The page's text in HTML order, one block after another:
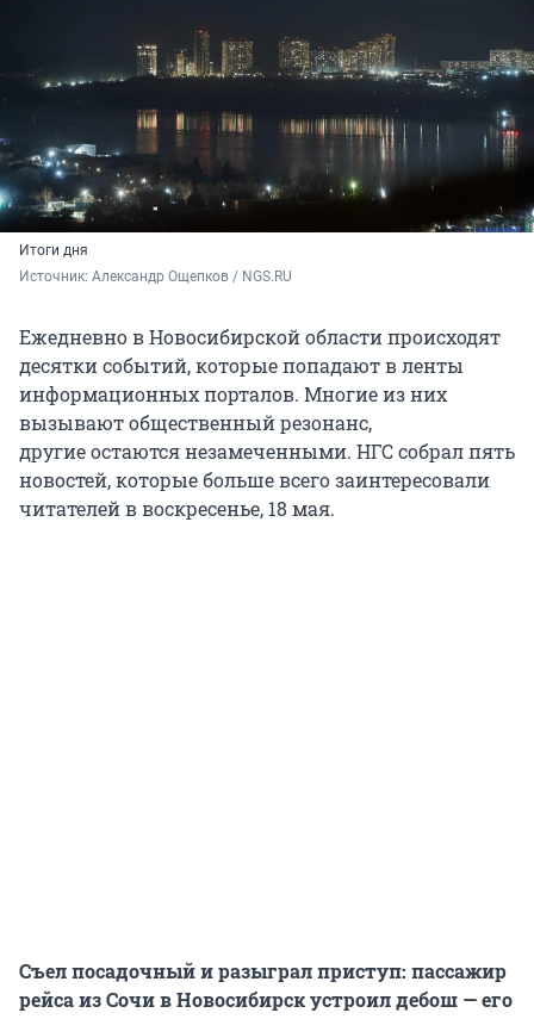
Итоги дня
Источник: Александр Ощепков / NGS.RU
Ежедневно в Новосибирской области происходят
десятки событий, которые попадают в ленты
информационных порталов. Многие из них
вызывают общественный резонанс,
другие остаются незамеченными. НГС собрал пять
новостей, которые больше всего заинтересовали
читателей в воскресенье, 18 мая.
Съел посадочный и разыграл приступ: пассажир
рейса из Сочи в Новосибирск устроил дебош — его